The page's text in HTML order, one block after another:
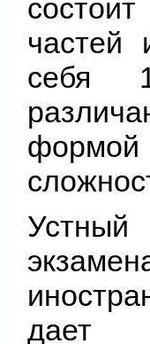
частей
себя
дает